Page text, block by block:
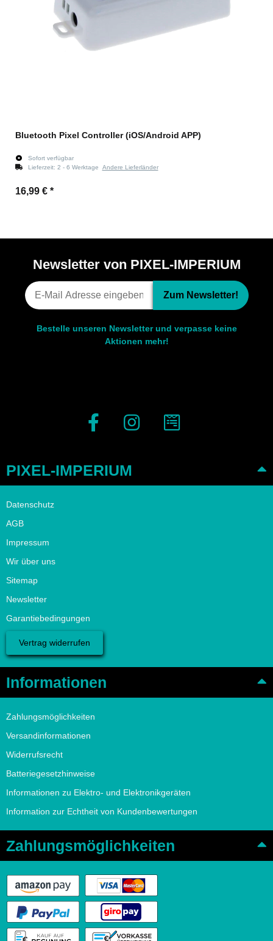
Bluetooth Pixel Controller (iOS/Android APP)
Sofort verfügbar
Lieferzeit: 2 - 6 Werktage Andere Lieferländer
16,99 € *
Newsletter von PIXEL-IMPERIUM
Zum Newsletter!
Bestelle unseren Newsletter und verpasse keine
Aktionen mehr!
PIXEL-IMPERIUM
Datenschutz
AGB
Impressum
Wir über uns
Sitemap
Newsletter
Garantiebedingungen
Vertrag widerrufen
Informationen
Zahlungsmöglichkeiten
Versandinformationen
Widerrufsrecht
Batteriegesetzhinweise
Informationen zu Elektro- und Elektronikgeräten
Information zur Echtheit von Kundenbewertungen
Zahlungsmöglichkeiten